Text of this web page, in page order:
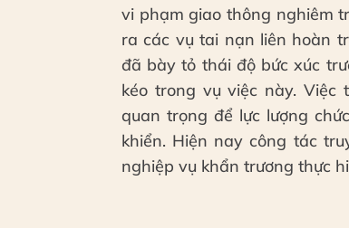
vi phạm giao thông nghiêm
ra các vụ tai nạn liên hoàn
đã bày tỏ thái độ bức xúc
kéo trong vụ việc này.
quan trọng để lực lượng
khiển. Hiện nay công tác
nghiệp vụ khẩn trương thực